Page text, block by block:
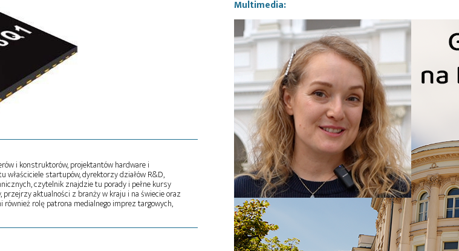
i konstruktorów, projektantów hardware i
startupów, dyrektorzy działów R&D,
czytelnik znajdzie tu porady i pełne kursy
aktualności z branży w kraju i na świecie oraz
rolę patrona medialnego imprez targowych,
Multimedia: